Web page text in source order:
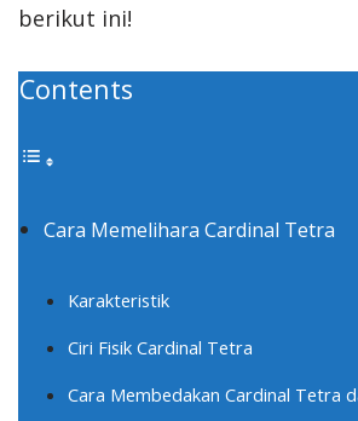
berikut ini!
Contents
Cara Memelihara Cardinal Tetra
Karakteristik
Ciri Fisik Cardinal Tetra
Cara Membedakan Cardinal Tetra